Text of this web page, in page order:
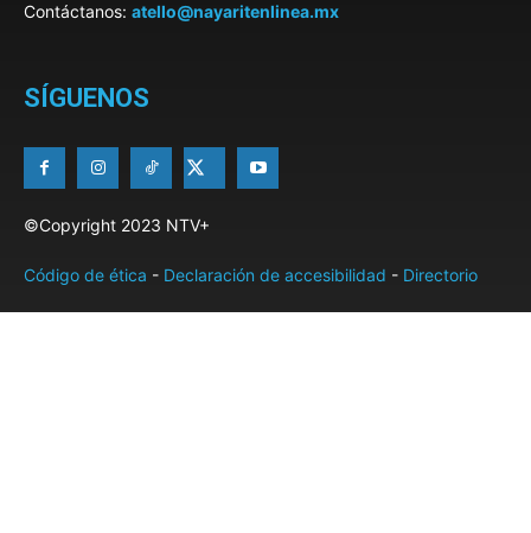
Contáctanos: atello@nayaritenlinea.mx
SÍGUENOS
©Copyright 2023 NTV+
Código de ética - Declaración de accesibilidad - Directorio